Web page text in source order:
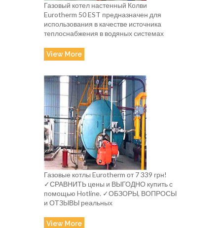
Газовый котел настенный Колви
Eurotherm 50 EST предназначен для
использования в качестве источника
теплоснабжения в водяных системах
View More
Газовые котлы Eurotherm от 7 339 грн!
✓СРАВНИТЬ цены и ВЫГОДНО купить с
помощью Hotline. ✓ОБЗОРЫ, ВОПРОСЫ
и ОТЗЫВЫ реальных
View More